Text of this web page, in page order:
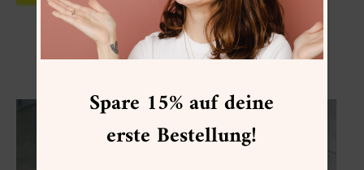
Spare 15% auf deine
erste Bestellung!